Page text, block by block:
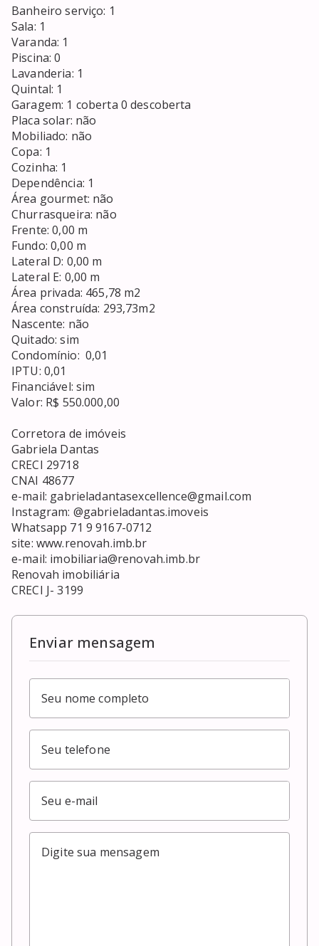
Banheiro serviço: 1
Sala: 1
Varanda: 1
Piscina: 0
Lavanderia: 1
Quintal: 1
Garagem: 1 coberta 0 descoberta
Placa solar: não
Mobiliado: não
Copa: 1
Cozinha: 1
Dependência: 1
Área gourmet: não
Churrasqueira: não
Frente: 0,00 m
Fundo: 0,00 m
Lateral D: 0,00 m
Lateral E: 0,00 m
Área privada: 465,78 m2
Área construída: 293,73m2
Nascente: não
Quitado: sim
Condomínio:  0,01
IPTU: 0,01
Financiável: sim
Valor: R$ 550.000,00
Corretora de imóveis
Gabriela Dantas
CRECI 29718
CNAI 48677
e-mail: gabrieladantasexcellence@gmail.com
Instagram: @gabrieladantas.imoveis
Whatsapp 71 9 9167-0712
site: www.renovah.imb.br
e-mail: imobiliaria@renovah.imb.br
Renovah imobiliária
CRECI J- 3199
Enviar mensagem